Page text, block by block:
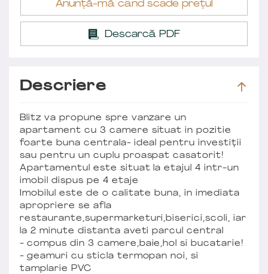
Anunță-mă când scade prețul
Descarcă PDF
Descriere
Blitz va propune spre vanzare un
apartament cu 3 camere situat in pozitie
foarte buna centrala- ideal pentru investiții
sau pentru un cuplu proaspat casatorit!
Apartamentul este situat la etajul 4 intr-un
imobil dispus pe 4 etaje
Imobilul este de o calitate buna, in imediata
apropriere se afla
restaurante,supermarketuri,biserici,scoli, iar
la 2 minute distanta aveti parcul central
- compus din 3 camere,baie,hol si bucatarie!
- geamuri cu sticla termopan noi, si
tamplarie PVC